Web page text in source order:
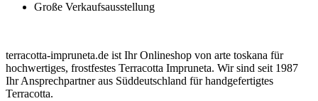
Große Verkaufsausstellung
terracotta-impruneta.de ist Ihr Onlineshop von arte toskana für
hochwertiges, frostfestes Terracotta Impruneta. Wir sind seit 1987
Ihr Ansprechpartner aus Süddeutschland für handgefertigtes
Terracotta.